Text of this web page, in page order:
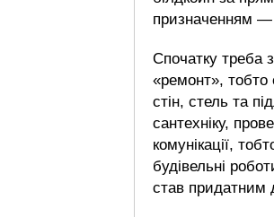
призначенням
Спочатку треба
«ремонт», тобто
стін, стель та
сантехніку,
комунікації,
будівельні
став придатним